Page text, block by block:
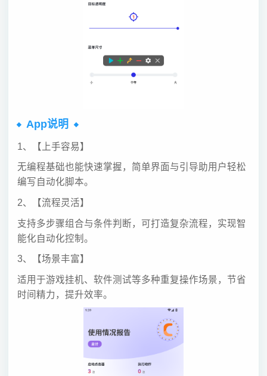
App说明
1、【上手容易】
无编程基础也能快速掌握，简单界面与引导助用户轻松
编写自动化脚本。
2、【流程灵活】
支持多步骤组合与条件判断，可打造复杂流程，实现智
能化自动化控制。
3、【场景丰富】
适用于游戏挂机、软件测试等多种重复操作场景，节省
时间精力，提升效率。